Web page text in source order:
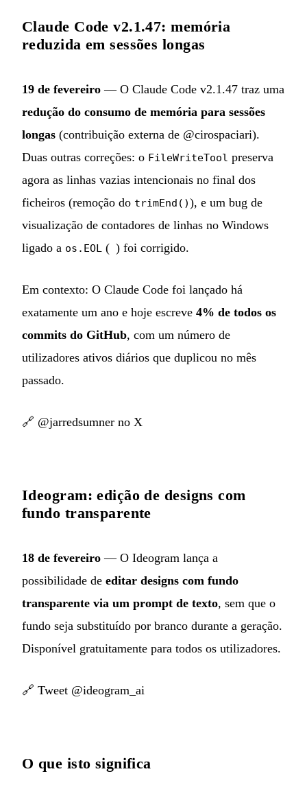
Claude Code v2.1.47: memória
reduzida em sessões longas
19 de fevereiro — O Claude Code v2.1.47 traz uma
redução do consumo de memória para sessões
longas (contribuição externa de @cirospaciari).
Duas outras correções: o FileWriteTool preserva
agora as linhas vazias intencionais no final dos
ficheiros (remoção do trimEnd()), e um bug de
visualização de contadores de linhas no Windows
ligado a os.EOL ( ) foi corrigido.
Em contexto: O Claude Code foi lançado há
exatamente um ano e hoje escreve 4% de todos os
commits do GitHub, com um número de
utilizadores ativos diários que duplicou no mês
passado.
🔗 @jarredsumner no X
Ideogram: edição de designs com
fundo transparente
18 de fevereiro — O Ideogram lança a
possibilidade de editar designs com fundo
transparente via um prompt de texto, sem que o
fundo seja substituído por branco durante a geração.
Disponível gratuitamente para todos os utilizadores.
🔗 Tweet @ideogram_ai
O que isto significa